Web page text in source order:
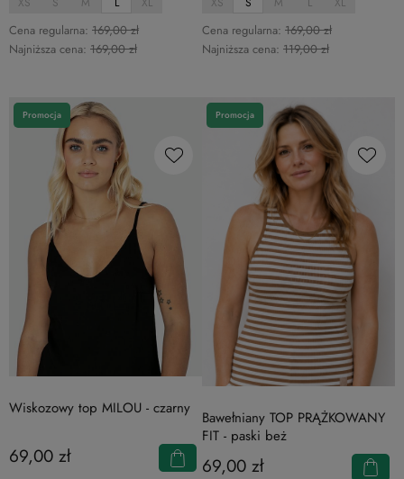
Cena regularna: 169,00 zł
Najniższa cena: 169,00 zł
Cena regularna: 169,00 zł
Najniższa cena: 119,00 zł
Wiskozowy top MILOU - czarny
69,00 zł
Promocja
Bawełniany TOP PRĄŻKOWANY
FIT - paski beż
69,00 zł
Promocja